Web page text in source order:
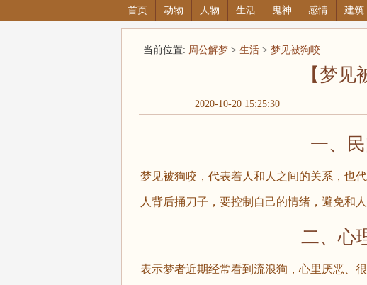
首页 动物 人物 生活 鬼神 感情 建筑
当前位置: 周公解梦> 生活> 梦见被狗咬
【梦见
2020-10-20 15:25:30
一、
梦见被狗咬，代表着人和人之间的关系，也
人背后捅刀子，要控制自己的情绪，避免和人
二、心
表示梦者近期经常看到流浪狗，心里厌恶、